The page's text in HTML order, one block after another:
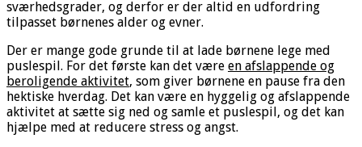
sværhedsgrader, og derfor er der altid en udfordring
tilpasset børnenes alder og evner.
Der er mange gode grunde til at lade børnene lege med
puslespil. For det første kan det være en afslappende og
beroligende aktivitet, som giver børnene en pause fra den
hektiske hverdag. Det kan være en hyggelig og afslappende
aktivitet at sætte sig ned og samle et puslespil, og det kan
hjælpe med at reducere stress og angst.